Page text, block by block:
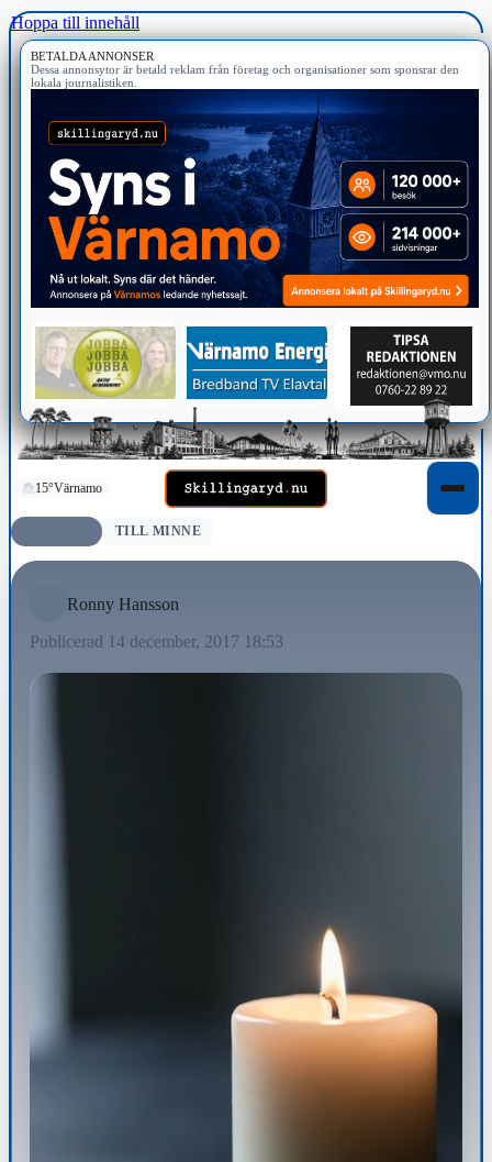
Hoppa till innehåll
BETALDA ANNONSER
Dessa annonsytor är betald reklam från företag och organisationer som sponsrar den
lokala journalistiken.
15°Värnamo
TILL MINNE
Ronny Hansson
Publicerad 14 december, 2017 18:53